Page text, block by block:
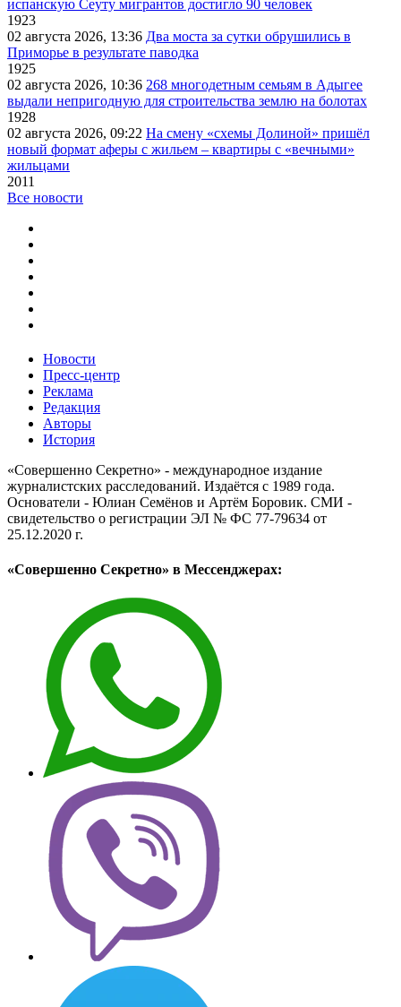
испанскую Сеуту мигрантов достигло 90 человек
1923
02 августа 2026, 13:36 Два моста за сутки обрушились в
Приморье в результате паводка
1925
02 августа 2026, 10:36 268 многодетным семьям в Адыгее
выдали непригодную для строительства землю на болотах
1928
02 августа 2026, 09:22 На смену «схемы Долиной» пришёл
новый формат аферы с жильем – квартиры с «вечными»
жильцами
2011
Все новости
Новости
Пресс-центр
Реклама
Редакция
Авторы
История
«Совершенно Секретно» - международное издание
журналистских расследований. Издаётся с 1989 года.
Основатели - Юлиан Семёнов и Артём Боровик. CМИ -
свидетельство о регистрации ЭЛ № ФС 77-79634 от
25.12.2020 г.
«Совершенно Секретно» в Мессенджерах: